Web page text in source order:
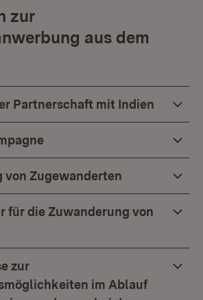
zur
aus dem
Partnerschaft mit Indien
von Zugewanderten
für die Zuwanderung von
zur
im Ablauf